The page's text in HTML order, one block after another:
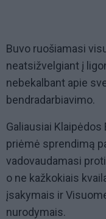
Buvo ruošiamasi
neatsižvelgiant į
nebekalbant apie
bendradarbiavimo.
Galiausiai
priėmė sprendimą
vadovaudamasi
o ne kažkokiais
įsakymais ir
nurodymais.